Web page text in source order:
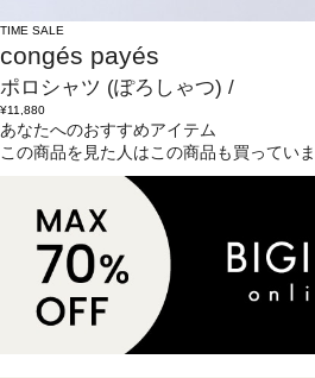
TIME SALE
congés payés
ポロシャツ (ぽろしゃつ) /
¥11,880
あなたへのおすすめアイテム
この商品を見た人はこの商品も買ってい